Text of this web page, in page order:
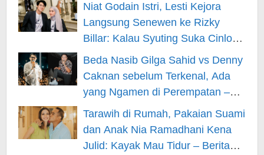
Niat Godain Istri, Lesti Kejora
Langsung Senewen ke Rizky
Billar: Kalau Syuting Suka Cinlok?
– Berita Hiburan
Beda Nasib Gilga Sahid vs Denny
Caknan sebelum Terkenal, Ada
yang Ngamen di Perempatan –
Berita Hiburan
Tarawih di Rumah, Pakaian Suami
dan Anak Nia Ramadhani Kena
Julid: Kayak Mau Tidur – Berita